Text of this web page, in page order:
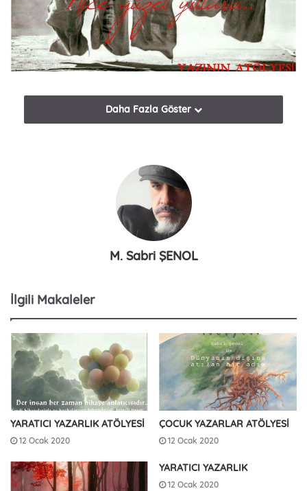
i
l
Daha Fazla Göster
M. Sabri ŞENOL
İlgili Makaleler
YARATICI YAZARLIK ATÖLYESİ
12 Ocak 2020
ÇOCUK YAZARLAR ATÖLYESİ
12 Ocak 2020
YARATICI YAZARLIK
12 Ocak 2020